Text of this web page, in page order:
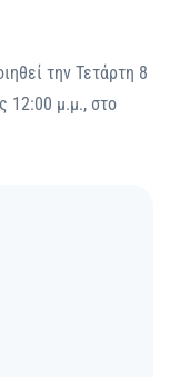
την Τετάρτη 8
12:00 μ.μ., στο